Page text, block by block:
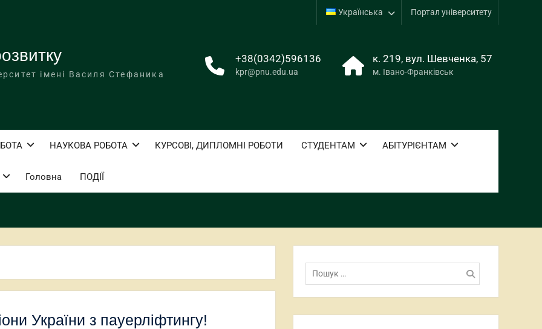
Українська Портал університету
імені Василя Стефаника
+38(0342)596136
kpr@pnu.edu.ua
к. 219, вул. Шевченка, 57
м. Івано-Франківськ
НАУКОВА РОБОТА КУРСОВІ, ДИПЛОМНІ РОБОТИ СТУДЕНТАМ АБІТУРІЄНТАМ
Головна ПОДІЇ
України з пауерліфтингу!
Пошук: